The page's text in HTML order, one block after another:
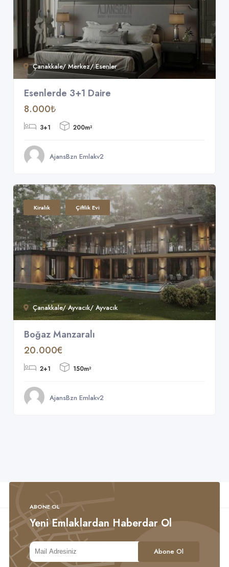
Çanakkale/ Merkez/ Esenler
Esenlerde 3+1 Daire
8.000₺
3+1 200m²
AjansBzn Emlakv2
Çanakkale/ Ayvacık/ Ayvacık
Kiralık Çiftlik Evi
Boğaz Manzaralı
20.000€
2+1 150m²
AjansBzn Emlakv2
ABONE OL
Yeni Emlaklardan Haberdar Ol